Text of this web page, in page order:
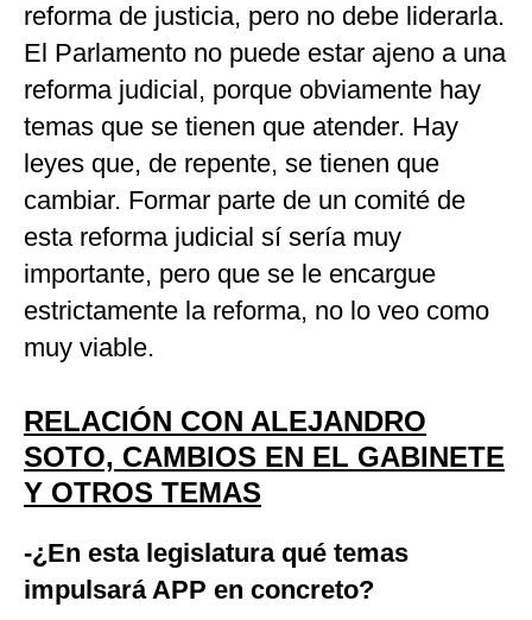
reforma de justicia, pero no debe liderarla.
El Parlamento no puede estar ajeno a una
reforma judicial, porque obviamente hay
temas que se tienen que atender. Hay
leyes que, de repente, se tienen que
cambiar. Formar parte de un comité de
esta reforma judicial sí sería muy
importante, pero que se le encargue
estrictamente la reforma, no lo veo como
muy viable.
RELACIÓN CON ALEJANDRO
SOTO, CAMBIOS EN EL GABINETE
Y OTROS TEMAS
-¿En esta legislatura qué temas
impulsará APP en concreto?